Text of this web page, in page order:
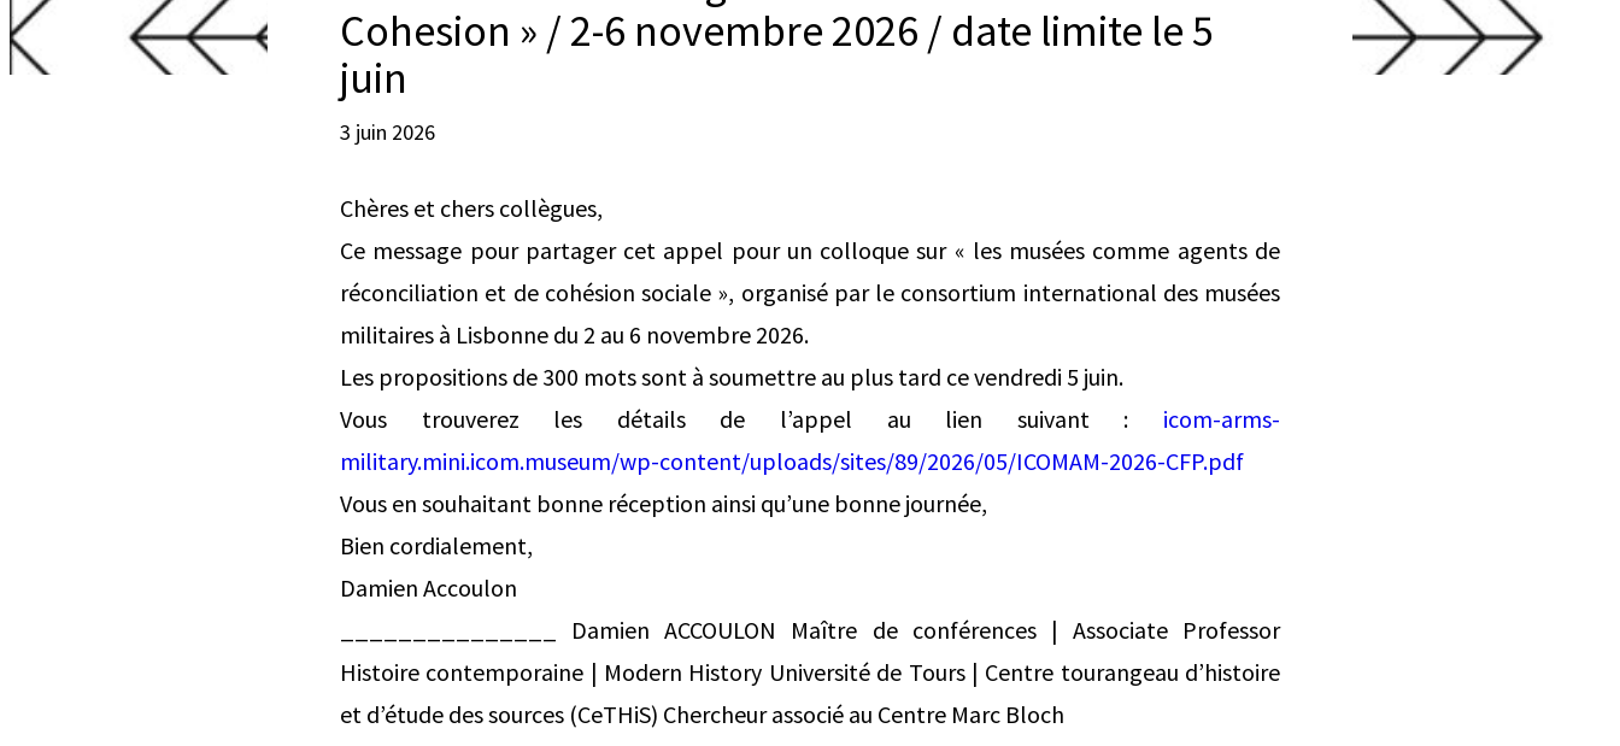
Cohesion » / 2-6 novembre 2026 / date limite le 5
juin
3 juin 2026
Chères et chers collègues,
Ce message pour partager cet appel pour un colloque sur « les musées comme agents de
réconciliation et de cohésion sociale », organisé par le consortium international des musées
militaires à Lisbonne du 2 au 6 novembre 2026.
Les propositions de 300 mots sont à soumettre au plus tard ce vendredi 5 juin.
Vous trouverez les détails de l’appel au lien suivant : icom-arms-
military.mini.icom.museum/wp-content/uploads/sites/89/2026/05/ICOMAM-2026-CFP.pdf
Vous en souhaitant bonne réception ainsi qu’une bonne journée,
Bien cordialement,
Damien Accoulon
_______________ Damien ACCOULON Maître de conférences | Associate Professor
Histoire contemporaine | Modern History Université de Tours | Centre tourangeau d’histoire
et d’étude des sources (CeTHiS) Chercheur associé au Centre Marc Bloch